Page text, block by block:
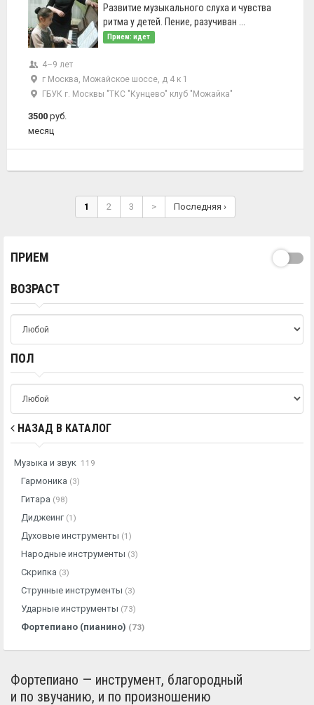
Развитие музыкального слуха и чувства
ритма у детей. Пение, разучиван ...
Прием: идет
4–9 лет
г Москва, Можайское шоссе, д 4 к 1
ГБУК г. Москвы "ТКС "Кунцево" клуб "Можайка"
3500 руб.
месяц
1 2 3 > Последняя ›
ПРИЕМ
ВОЗРАСТ
ПОЛ
НАЗАД В КАТАЛОГ
Музыка и звук 119
Гармоника (3)
Гитара (98)
Диджеинг (1)
Духовые инструменты (1)
Народные инструменты (3)
Скрипка (3)
Струнные инструменты (3)
Ударные инструменты (73)
Фортепиано (пианино) (73)
Фортепиано — инструмент, благородный
и по звучанию, и по произношению